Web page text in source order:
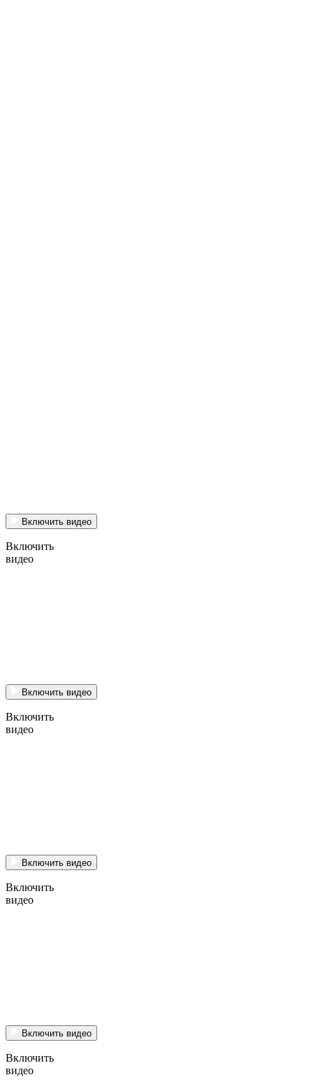
Включить видео
Включить
видео
Включить видео
Включить
видео
Включить видео
Включить
видео
Включить видео
Включить
видео